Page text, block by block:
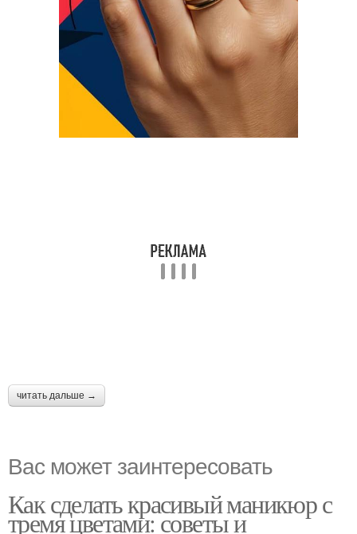
читать дальше →
Вас может заинтересовать
Как сделать красивый маникюр с
тремя цветами: советы и